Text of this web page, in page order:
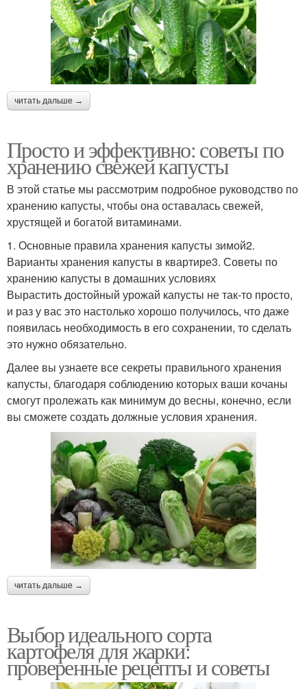
читать дальше →
Просто и эффективно: советы по
хранению свежей капусты
В этой статье мы рассмотрим подробное руководство по
хранению капусты, чтобы она оставалась свежей,
хрустящей и богатой витаминами.
1. Основные правила хранения капусты зимой2.
Варианты хранения капусты в квартире3. Советы по
хранению капусты в домашних условиях
Вырастить достойный урожай капусты не так-то просто,
и раз у вас это настолько хорошо получилось, что даже
появилась необходимость в его сохранении, то сделать
это нужно обязательно.
Далее вы узнаете все секреты правильного хранения
капусты, благодаря соблюдению которых ваши кочаны
смогут пролежать как минимум до весны, конечно, если
вы сможете создать должные условия хранения.
читать дальше →
Выбор идеального сорта
картофеля для жарки:
проверенные рецепты и советы